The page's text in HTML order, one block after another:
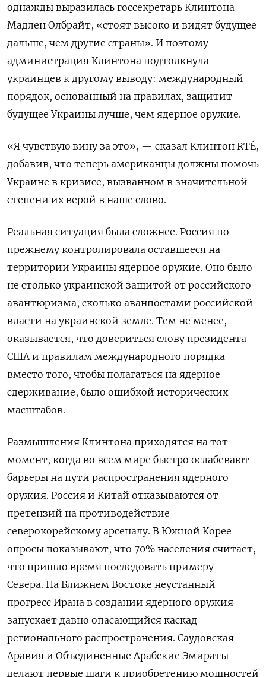
однажды выразилась госсекретарь Клинтона
Мадлен Олбрайт, «стоят высоко и видят будущее
дальше, чем другие страны». И поэтому
администрация Клинтона подтолкнула
украинцев к другому выводу: международный
порядок, основанный на правилах, защитит
будущее Украины лучше, чем ядерное оружие.
«Я чувствую вину за это», — сказал Клинтон RTÉ,
добавив, что теперь американцы должны помочь
Украине в кризисе, вызванном в значительной
степени их верой в наше слово.
Реальная ситуация была сложнее. Россия по-
прежнему контролировала оставшееся на
территории Украины ядерное оружие. Оно было
не столько украинской защитой от российского
авантюризма, сколько аванпостами российской
власти на украинской земле. Тем не менее,
оказывается, что довериться слову президента
США и правилам международного порядка
вместо того, чтобы полагаться на ядерное
сдерживание, было ошибкой исторических
масштабов.
Размышления Клинтона приходятся на тот
момент, когда во всем мире быстро ослабевают
барьеры на пути распространения ядерного
оружия. Россия и Китай отказываются от
претензий на противодействие
северокорейскому арсеналу. В Южной Корее
опросы показывают, что 70% населения считает,
что пришло время последовать примеру
Севера. На Ближнем Востоке неустанный
прогресс Ирана в создании ядерного оружия
запускает давно опасающийся каскад
регионального распространения. Саудовская
Аравия и Объединенные Арабские Эмираты
делают первые шаги к приобретению мощностей